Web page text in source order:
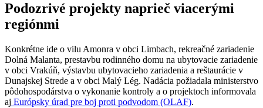
Podozrivé projekty naprieč viacerými
regiónmi
Konkrétne ide o vilu Amonra v obci Limbach, rekreačné zariadenie
Dolná Malanta, prestavbu rodinného domu na ubytovacie zariadenie
v obci Vrakúň, výstavbu ubytovacieho zariadenia a reštaurácie v
Dunajskej Strede a v obci Malý Lég. Nadácia požiadala ministerstvo
pôdohospodárstva o vykonanie kontroly a o projektoch informovala
aj Európsky úrad pre boj proti podvodom (OLAF).